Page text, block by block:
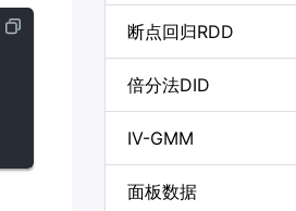
断点回归RDD
倍分法DID
IV-GMM
面板数据